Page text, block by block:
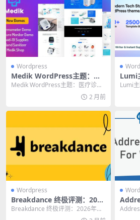
Wordpress
Medik WordPress主题：医
疗诊所网站的终极高效建站方
Medik WordPress主题：医疗诊所
网站的终极高效建站方案 在医疗行
2 月前
Lumi
Lumi
ress
Wordpress
Breakdance 终极评测：2026
年最值得尝试的轻量级WordP
Breakdance 终极评测：2026年最
值得尝试的轻量级WordPress页...
e For
指南